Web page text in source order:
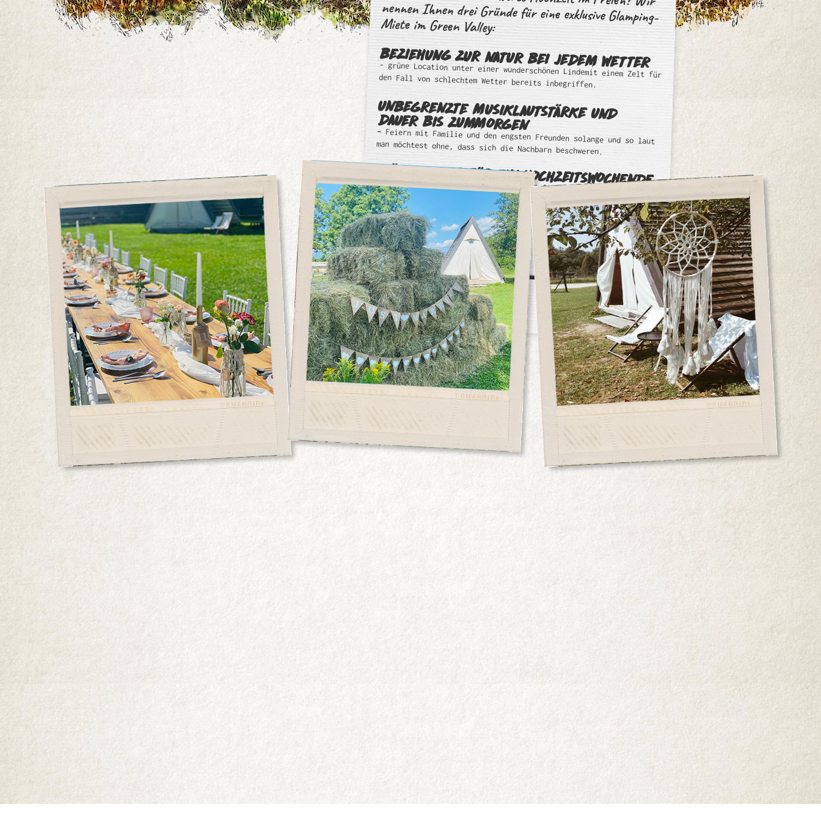
Miete im Green Valley:
BEZIEHUNG ZUR NATUR BEI JEDEM WETTER
- grüne Location unter einer wunderschönen Lindemit einem Zelt für
den Fall von schlechtem Wetter bereits inbegriffen.
UNBEGRENZTE MUSIKLAUTSTÄRKE UND
DAUER BIS ZUMMORGEN
– Feiern mit Familie und den engsten Freunden solange und so laut
man möchtest ohne, dass sich die Nachbarn beschweren.
MÖGLICHKEIT FÜR EIN HOCHZEITSWOCHENDE
- Schlafen in unseren Glamping-Unterkünften vor Ortund
sonntägliche Entspannung am Pool.
Wir bietendie exklusive Vermietung der Location, oder die
Durchführung der gesamten Hochzeit an.